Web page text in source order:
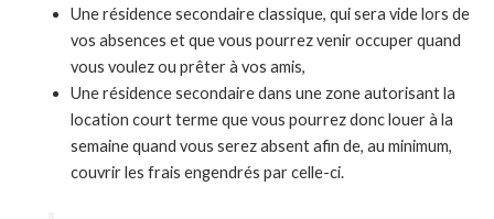
Une résidence secondaire classique, qui sera vide lors de
vos absences et que vous pourrez venir occuper quand
vous voulez ou prêter à vos amis,
Une résidence secondaire dans une zone autorisant la
location court terme que vous pourrez donc louer à la
semaine quand vous serez absent afin de, au minimum,
couvrir les frais engendrés par celle-ci.